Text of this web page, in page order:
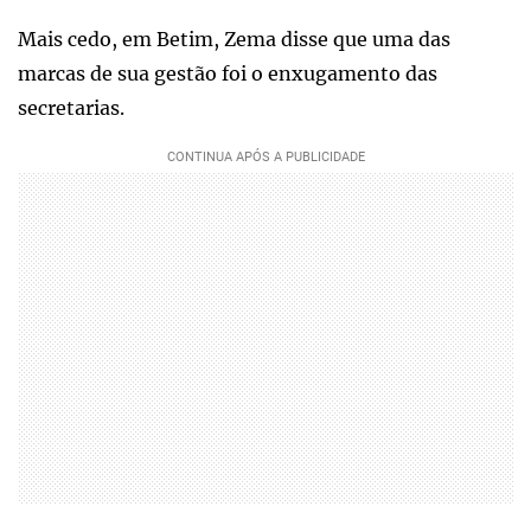
Mais cedo, em Betim, Zema disse que uma das
marcas de sua gestão foi o enxugamento das
secretarias.